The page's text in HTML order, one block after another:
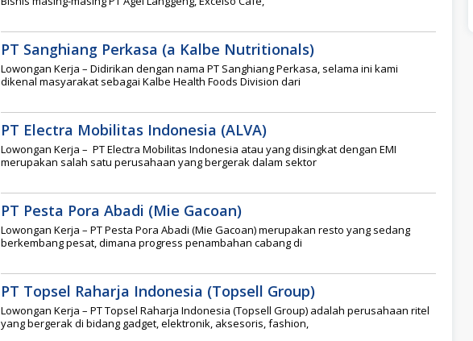
PT Sanghiang Perkasa (a Kalbe Nutritionals)
Lowongan Kerja – Didirikan dengan nama PT Sanghiang Perkasa, selama ini kami
dikenal masyarakat sebagai Kalbe Health Foods Division dari
PT Electra Mobilitas Indonesia (ALVA)
Lowongan Kerja – PT Electra Mobilitas Indonesia atau yang disingkat dengan EMI
merupakan salah satu perusahaan yang bergerak dalam sektor
PT Pesta Pora Abadi (Mie Gacoan)
Lowongan Kerja – PT Pesta Pora Abadi (Mie Gacoan) merupakan resto yang sedang
berkembang pesat, dimana progress penambahan cabang di
PT Topsel Raharja Indonesia (Topsell Group)
Lowongan Kerja – PT Topsel Raharja Indonesia (Topsell Group) adalah perusahaan ritel
yang bergerak di bidang gadget, elektronik, aksesoris, fashion,